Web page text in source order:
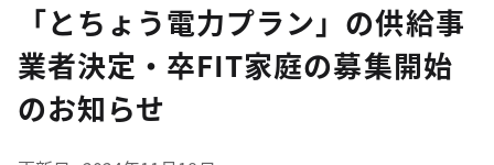
「とちょう電力プラン」の供給事
業者決定・卒FIT家庭の募集開始
のお知らせ